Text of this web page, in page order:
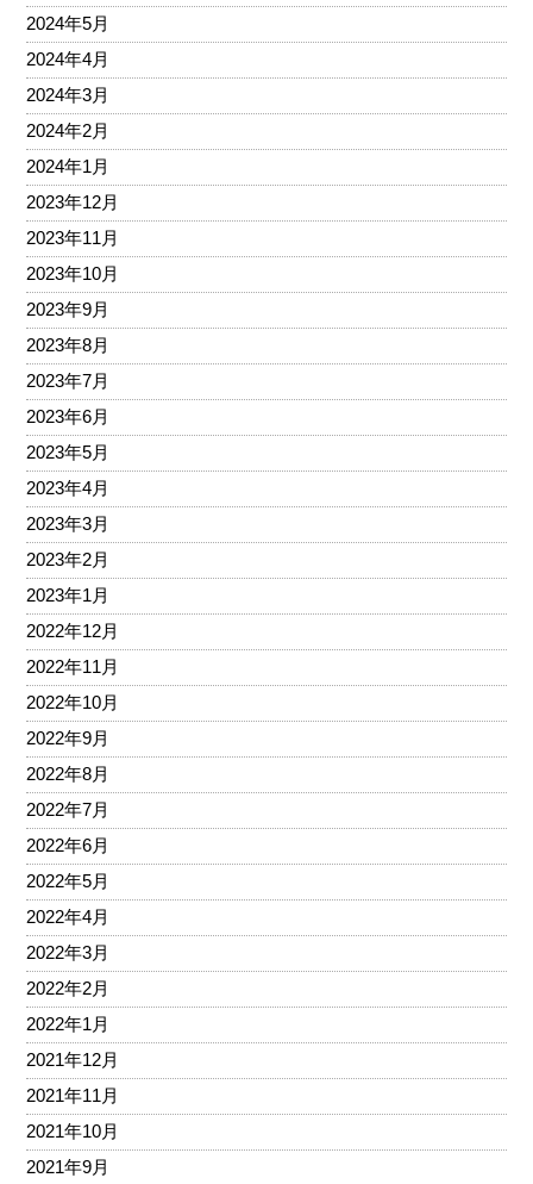
2024年5月
2024年4月
2024年3月
2024年2月
2024年1月
2023年12月
2023年11月
2023年10月
2023年9月
2023年8月
2023年7月
2023年6月
2023年5月
2023年4月
2023年3月
2023年2月
2023年1月
2022年12月
2022年11月
2022年10月
2022年9月
2022年8月
2022年7月
2022年6月
2022年5月
2022年4月
2022年3月
2022年2月
2022年1月
2021年12月
2021年11月
2021年10月
2021年9月